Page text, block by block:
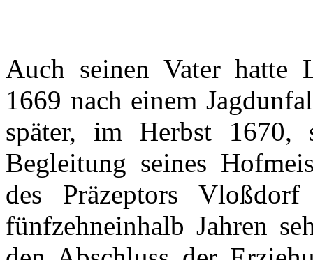
Auch seinen Vater hatte
1669 nach einem
später, im Herbst 1670,
Begleitung seines
des Präzeptors
Vloßdorf
fünfzehneinhalb Jahren